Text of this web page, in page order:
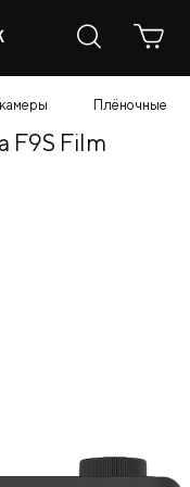
Плёночные
F9S Film